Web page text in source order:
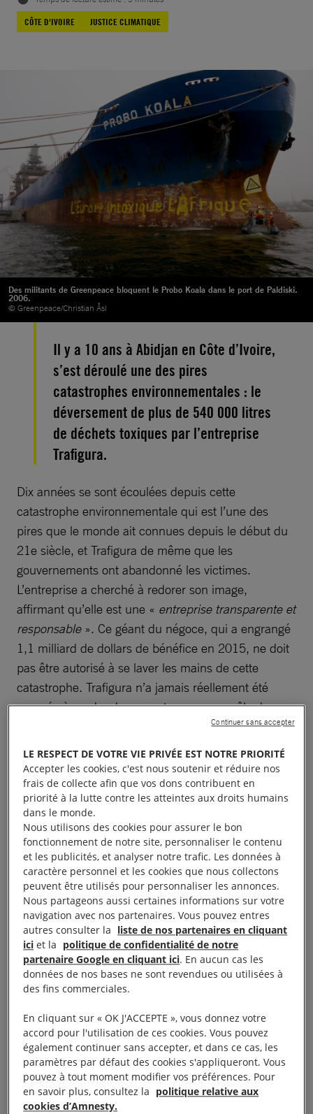
CÔTE D'IVOIRE
JUSTICE CLIMATIQUE
Des militants de Greenpeace bloquent le Probo Koala dans le port de Paldiski.
2006.
© Greenpeace/Christian Åsl
Il y a 10 ans à Abidjan en Côte d’Ivoire,
s’est déroulé une des pires
catastrophes environnementales : le
déversement de plus de 540 000 litres
de déchets toxiques par l’entreprise
Trafigura.
Dix années se sont écoulées depuis cette
catastrophe environnementale qui est l’une des
pires que le monde ait connues depuis le début du
21e siècle, et Trafigura de même que les
gouvernements ont abandonné les victimes.
L’entreprise a cherché à redorer son image,
affirmant qu’elle est une « entreprise transparente et
responsable». Ce géant du négoce, qui a engrangé
1,1 milliard de dollars de bénéfice en 2015, ne doit
pas être autorisé à se laver les mains de cette
catastrophe. Trafigura n’a jamais réellement été
amenée à rendre des comptes pour son rôle dans
ce déversement. Si des déchets toxiques étaient
déversés dans le centre de Londres, le responsable
aurait très justement à payer le prix fort. Mais dans
cette affaire, les dirigeants de Trafigura dans un
bureau à Londres ont autorisé le déversement de
déchets toxiques, sans que soient prises les
précautions nécessaires, dans la plus grande
capitale de l’Afrique de l’Ouest.
L’opacité de Trafigura
entretient les craintes à
Abidjan
En 2012, dans un rapport que nous avions publié
avec Greenpeace, nous montrions que le refus de
Trafigura de révéler le contenu des déchets toxiques
entravé la décontamination des sites et empêché les
LE RESPECT DE VOTRE VIE PRIVÉE EST NOTRE PRIORITÉ
Accepter les cookies, c'est nous soutenir et réduire nos
frais de collecte afin que vos dons contribuent en
priorité à la lutte contre les atteintes aux droits humains
dans le monde.
Nous utilisons des cookies pour assurer le bon
fonctionnement de notre site, personnaliser le contenu
et les publicités, et analyser notre trafic. Les données à
caractère personnel et les cookies que nous collectons
peuvent être utilisés pour personnaliser les annonces.
Nous partageons aussi certaines informations sur votre
navigation avec nos partenaires. Vous pouvez entres
autres consulter la liste de nos partenaires en cliquant
ici et la politique de confidentialité de notre
partenaire Google en cliquant ici. En aucun cas les
données de nos bases ne sont revendues ou utilisées à
des fins commerciales.
En cliquant sur « OK J'ACCEPTE », vous donnez votre
accord pour l'utilisation de ces cookies. Vous pouvez
également continuer sans accepter, et dans ce cas, les
paramètres par défaut des cookies s'appliqueront. Vous
pouvez à tout moment modifier vos préférences. Pour
en savoir plus, consultez la politique relative aux
cookies d’Amnesty.
Continuer sans accepter